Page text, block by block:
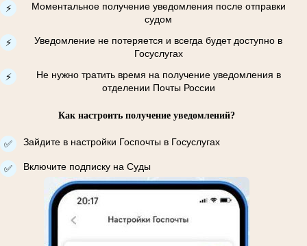
⚡
Моментальное получение уведомления после отправки
судом
⚡
Уведомление не потеряется и всегда будет доступно в
Госуслугах
⚡
Не нужно тратить время на получение уведомления в
отделении Почты России
Как настроить получение уведомлений?
✅ Зайдите в настройки Госпочты в Госуслугах
✅ Включите подписку на Суды